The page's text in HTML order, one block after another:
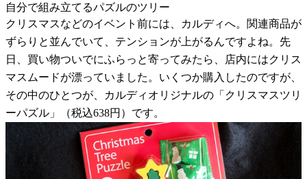
自分で組み立てるパズルのツリー
クリスマスなどのイベント前には、カルディへ。関連商品が
ずらりと並んでいて、テンションが上がるんですよね。先
日、買い物ついでにふらっと寄ってみたら、店内にはクリス
マスムードが漂っていました。いくつか購入したのですが、
その中のひとつが、カルディオリジナルの「クリスマスツリ
ーパズル」（税込638円）です。